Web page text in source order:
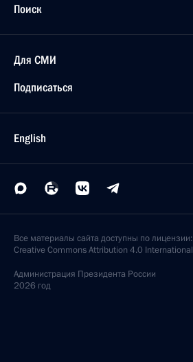
Поиск
Для СМИ
Подписаться
English
Все материалы сайта доступны по лицензии:
Creative Commons Attribution 4.0 International
Администрация Президента России
2026 год